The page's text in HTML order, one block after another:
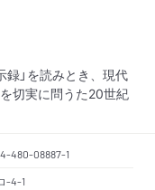
」を読みとき、現代
切実に問うた20世紀
480-08887-1
-4-1